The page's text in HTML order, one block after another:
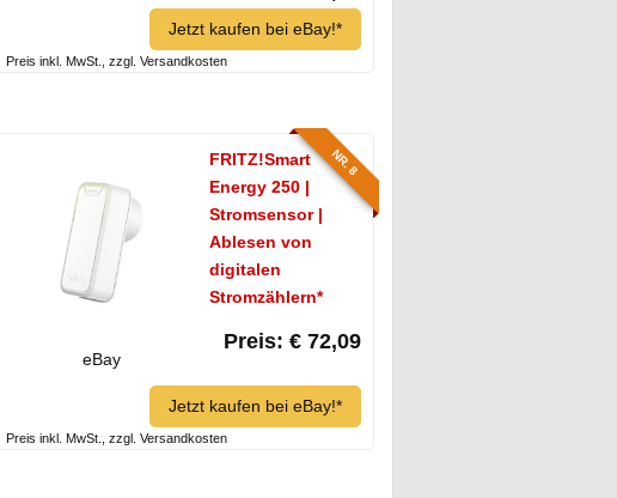
Jetzt kaufen bei eBay!*
Preis inkl. MwSt., zzgl. Versandkosten
NR. 8
eBay
FRITZ!Smart
Energy 250 |
Stromsensor |
Ablesen von
digitalen
Stromzählern*
Preis: € 72,09
Jetzt kaufen bei eBay!*
Preis inkl. MwSt., zzgl. Versandkosten